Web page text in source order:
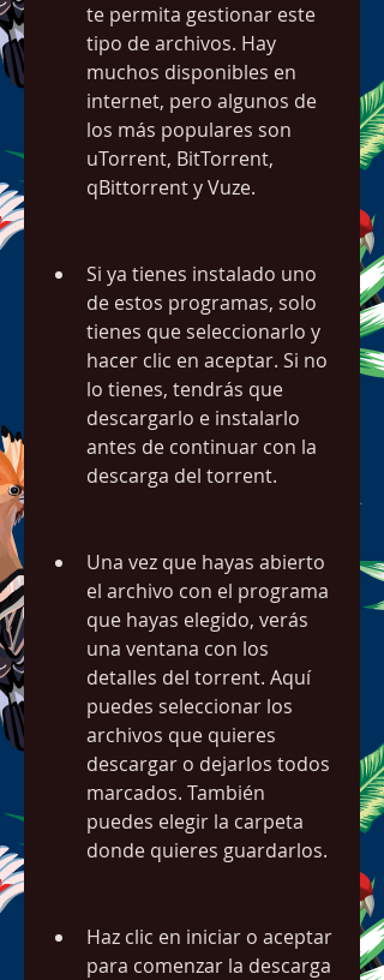
te permita gestionar este
tipo de archivos. Hay
muchos disponibles en
internet, pero algunos de
los más populares son
uTorrent, BitTorrent,
qBittorrent y Vuze.
Si ya tienes instalado uno
de estos programas, solo
tienes que seleccionarlo y
hacer clic en aceptar. Si no
lo tienes, tendrás que
descargarlo e instalarlo
antes de continuar con la
descarga del torrent.
Una vez que hayas abierto
el archivo con el programa
que hayas elegido, verás
una ventana con los
detalles del torrent. Aquí
puedes seleccionar los
archivos que quieres
descargar o dejarlos todos
marcados. También
puedes elegir la carpeta
donde quieres guardarlos.
Haz clic en iniciar o aceptar
para comenzar la descarga